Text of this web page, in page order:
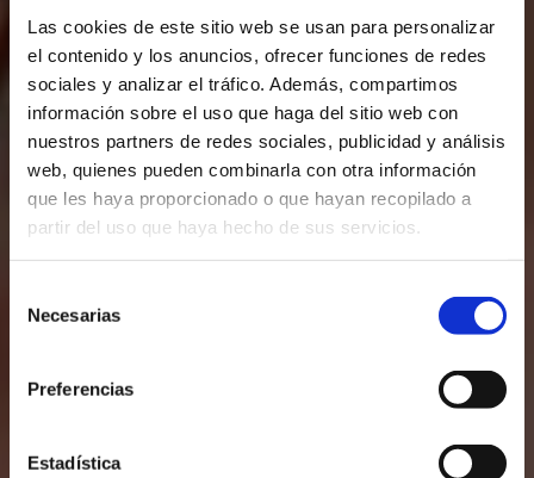
Las cookies de este sitio web se usan para personalizar
el contenido y los anuncios, ofrecer funciones de redes
sociales y analizar el tráfico. Además, compartimos
información sobre el uso que haga del sitio web con
nuestros partners de redes sociales, publicidad y análisis
web, quienes pueden combinarla con otra información
que les haya proporcionado o que hayan recopilado a
partir del uso que haya hecho de sus servicios.
Necesarias
Preferencias
Estadística